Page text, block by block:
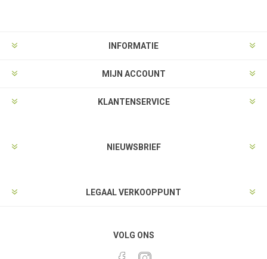
INFORMATIE
MIJN ACCOUNT
KLANTENSERVICE
NIEUWSBRIEF
LEGAAL VERKOOPPUNT
VOLG ONS